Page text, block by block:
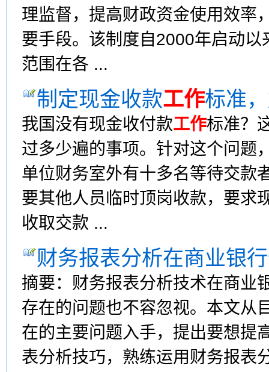
理监督，提高财政资金使用效率
要手段。该制度自2000年启动
范围在各 ...
制定现金收款工作标准
我国没有现金收付款工作标准？
过多少遍的事项。针对这个问题
单位财务室外有十多名等待交款
要其他人员临时顶岗收款，要求
收取交款 ...
财务报表分析在商业银
摘要：财务报表分析技术在商业
存在的问题也不容忽视。本文从
在的主要问题入手，提出要想提
表分析技巧，熟练运用财务报